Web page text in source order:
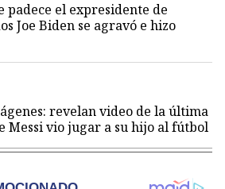
padece el expresidente de
Joe Biden se agravó e hizo
revelan video de la última
Messi vio jugar a su hijo al fútbol